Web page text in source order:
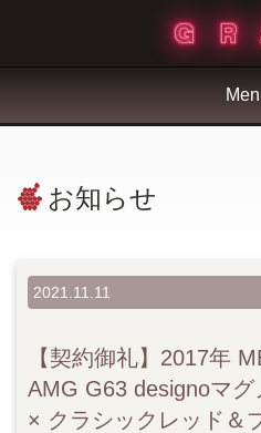
お知らせ
2021.11.11
【契約御礼】2017年
AMG G63 designoマグ
× クラシックレッド